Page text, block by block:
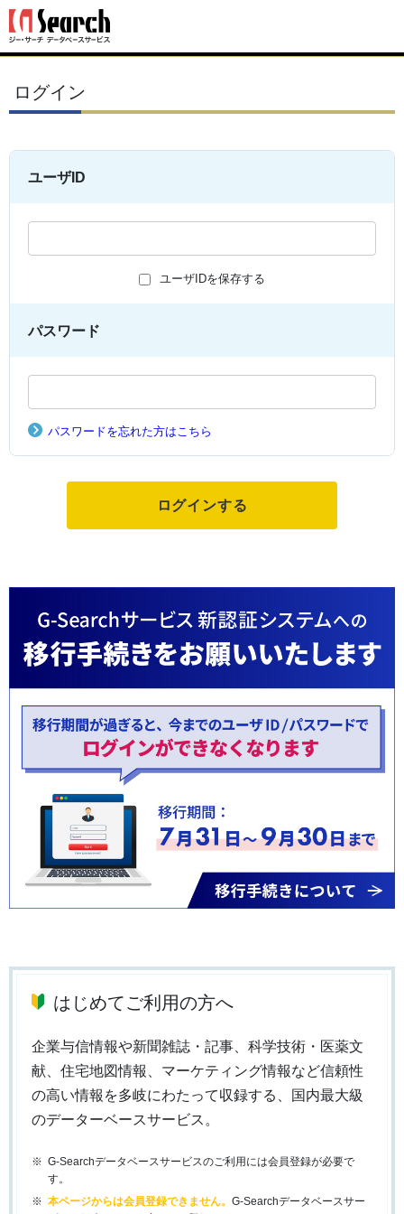
ログイン
ユーザID
ユーザIDを保存する
パスワード
パスワードを忘れた方はこちら
はじめてご利用の方へ
企業与信情報や新聞雑誌・記事、科学技術・医薬文
献、住宅地図情報、マーケティング情報など信頼性
の高い情報を多岐にわたって収録する、国内最大級
のデーターベースサービス。
G-Searchデータベースサービスのご利用には会員登録が必要で
す。
本ページからは会員登録できません。 G-Searchデータベースサー